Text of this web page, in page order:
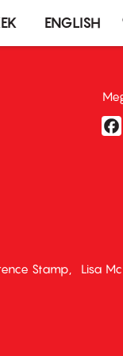
ENGLISH
Stamp
Lisa